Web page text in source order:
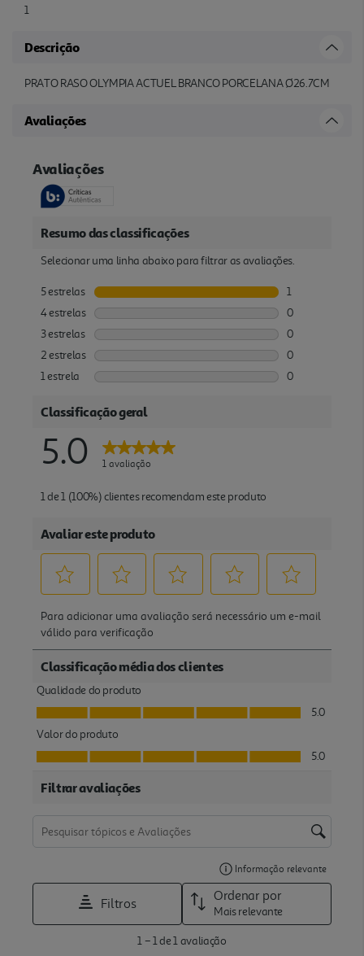
1
Descrição
PRATO RASO OLYMPIA ACTUEL BRANCO PORCELANA Ø26.7CM
Avaliações